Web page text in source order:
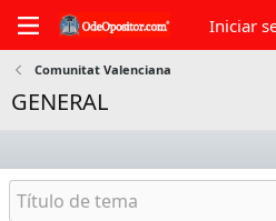
Comunitat Valenciana
GENERAL